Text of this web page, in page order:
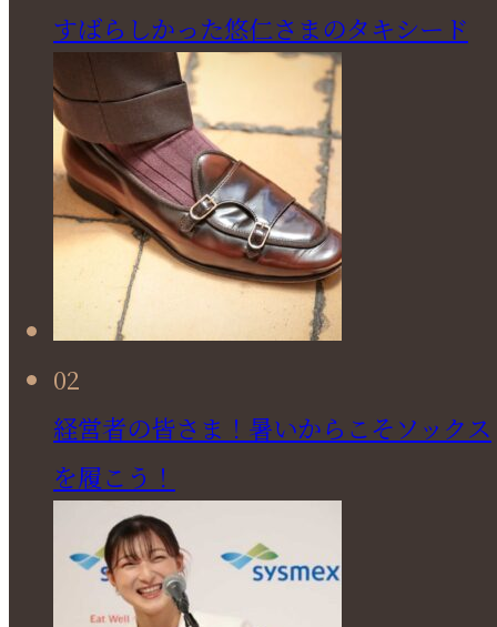
すばらしかった悠仁さまのタキシード
02
経営者の皆さま！暑いからこそソックス
を履こう！